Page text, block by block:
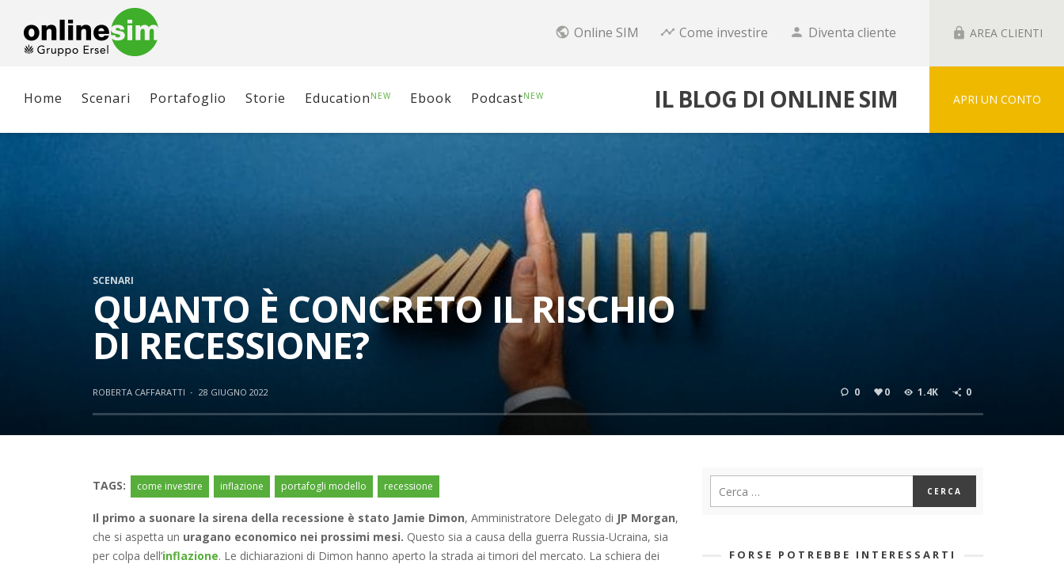
public Online SIM timeline Come investire person Diventa cliente lock AREA CLIENTI
Home Scenari Portafoglio Storie Education NEW Ebook PodcastNEW IL BLOG DI ONLINE SIM APRI UN CONTO
SCENARI
QUANTO È CONCRETO IL RISCHIO
DI RECESSIONE?
ROBERTA CAFFARATTI · 28 GIUGNO 2022 0 0 1.4K 0
TAGS: come investire inflazione portafogli modello recessione
Il primo a suonare la sirena della recessione è stato Jamie Dimon, Amministratore Delegato di JP Morgan,
che si aspetta un uragano economico nei prossimi mesi. Questo sia a causa della guerra Russia-Ucraina, sia
per colpa dell’inflazione. Le dichiarazioni di Dimon hanno aperto la strada ai timori del mercato. La schiera dei
FORSE POTREBBE INTERESSARTI